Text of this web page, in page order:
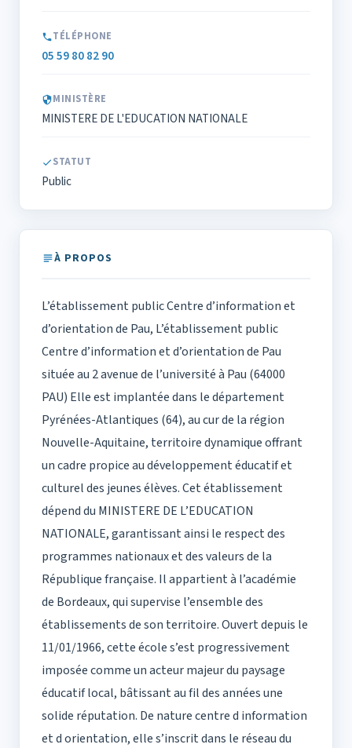
TÉLÉPHONE
05 59 80 82 90
MINISTÈRE
MINISTERE DE L'EDUCATION NATIONALE
STATUT
Public
À PROPOS
L’établissement public Centre d’information et
d’orientation de Pau, L’établissement public
Centre d’information et d’orientation de Pau
située au 2 avenue de l’université à Pau (64000
PAU) Elle est implantée dans le département
Pyrénées-Atlantiques (64), au cur de la région
Nouvelle-Aquitaine, territoire dynamique offrant
un cadre propice au développement éducatif et
culturel des jeunes élèves. Cet établissement
dépend du MINISTERE DE L’EDUCATION
NATIONALE, garantissant ainsi le respect des
programmes nationaux et des valeurs de la
République française. Il appartient à l’académie
de Bordeaux, qui supervise l’ensemble des
établissements de son territoire. Ouvert depuis le
11/01/1966, cette école s’est progressivement
imposée comme un acteur majeur du paysage
éducatif local, bâtissant au fil des années une
solide réputation. De nature centre d information
et d orientation, elle s’inscrit dans le réseau du